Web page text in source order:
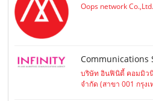
Oops network Co.,Ltd.
Communications
บริษัท อินฟินิตี้ คอมมิว
จำกัด (สาขา 001 กรุงเ